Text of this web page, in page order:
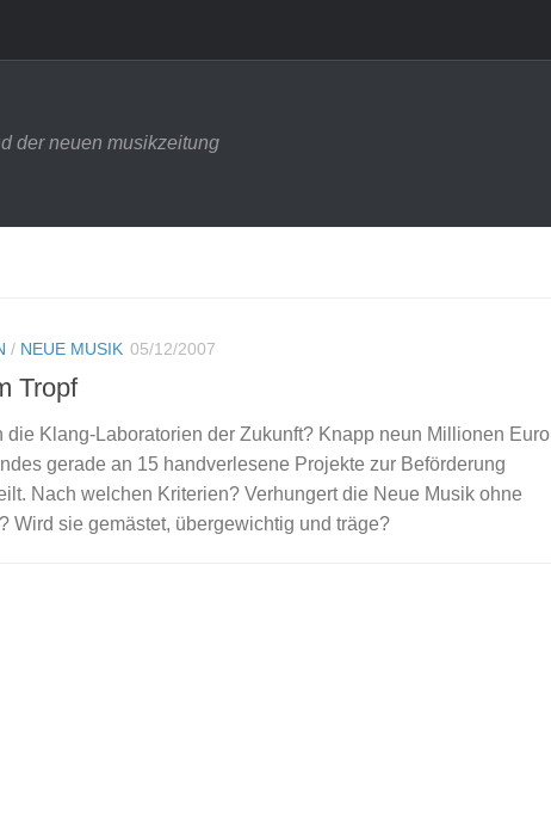
der neuen musikzeitung
/ NEUE MUSIK 05/12/2007
Tropf
die Klang-Laboratorien der Zukunft? Knapp neun Millionen Euro
gerade an 15 handverlesene Projekte zur Beförderung
Nach welchen Kriterien? Verhungert die Neue Musik ohne
Wird sie gemästet, übergewichtig und träge?